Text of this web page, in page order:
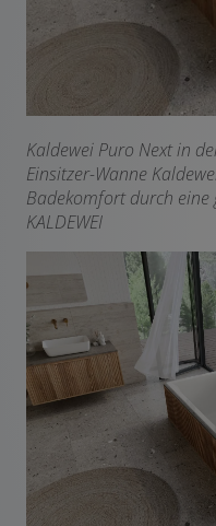
Kaldewei Puro Next in
Einsitzer-Wanne
Badekomfort durch eine
KALDEWEI